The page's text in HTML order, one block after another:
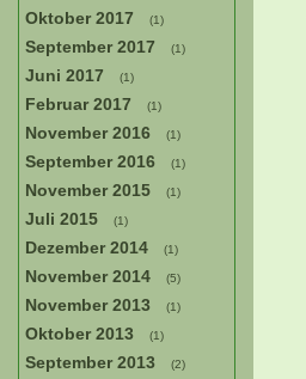
Oktober 2017 (1)
September 2017 (1)
Juni 2017 (1)
Februar 2017 (1)
November 2016 (1)
September 2016 (1)
November 2015 (1)
Juli 2015 (1)
Dezember 2014 (1)
November 2014 (5)
November 2013 (1)
Oktober 2013 (1)
September 2013 (2)